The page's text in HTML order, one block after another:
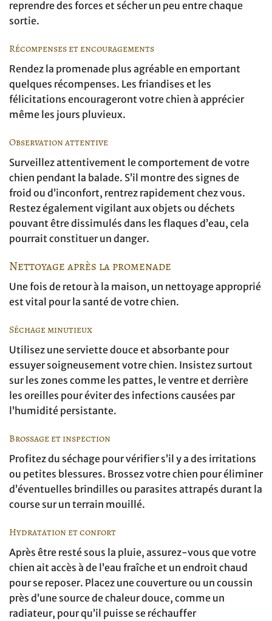
reprendre des forces et sécher un peu entre chaque
sortie.
Récompenses et encouragements
Rendez la promenade plus agréable en emportant
quelques récompenses. Les friandises et les
félicitations encourageront votre chien à apprécier
même les jours pluvieux.
Observation attentive
Surveillez attentivement le comportement de votre
chien pendant la balade. S’il montre des signes de
froid ou d’inconfort, rentrez rapidement chez vous.
Restez également vigilant aux objets ou déchets
pouvant être dissimulés dans les flaques d’eau, cela
pourrait constituer un danger.
Nettoyage après la promenade
Une fois de retour à la maison, un nettoyage approprié
est vital pour la santé de votre chien.
Séchage minutieux
Utilisez une serviette douce et absorbante pour
essuyer soigneusement votre chien. Insistez surtout
sur les zones comme les pattes, le ventre et derrière
les oreilles pour éviter des infections causées par
l’humidité persistante.
Brossage et inspection
Profitez du séchage pour vérifier s’il y a des irritations
ou petites blessures. Brossez votre chien pour éliminer
d’éventuelles brindilles ou parasites attrapés durant la
course sur un terrain mouillé.
Hydratation et confort
Après être resté sous la pluie, assurez-vous que votre
chien ait accès à de l’eau fraîche et un endroit chaud
pour se reposer. Placez une couverture ou un coussin
près d’une source de chaleur douce, comme un
radiateur, pour qu’il puisse se réchauffer